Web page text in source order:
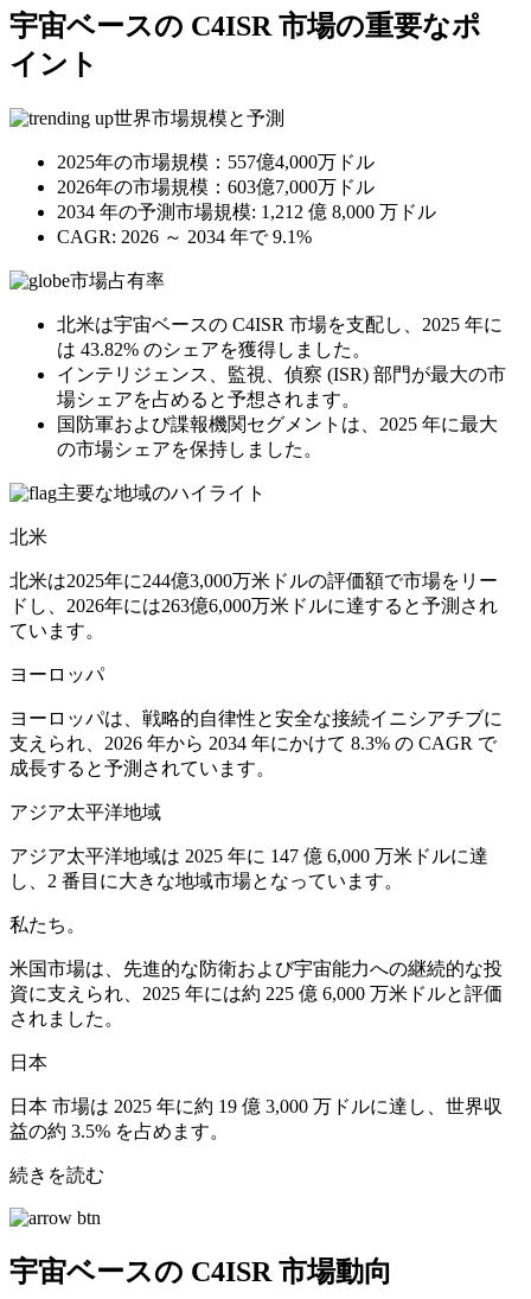
宇宙ベースの C4ISR 市場の重要なポ
イント
世界市場規模と予測
2025年の市場規模：557億4,000万ドル
2026年の市場規模：603億7,000万ドル
2034 年の予測市場規模: 1,212 億 8,000 万ドル
CAGR: 2026 ～ 2034 年で 9.1%
市場占有率
北米は宇宙ベースの C4ISR 市場を支配し、2025 年に
は 43.82% のシェアを獲得しました。
インテリジェンス、監視、偵察 (ISR) 部門が最大の市
場シェアを占めると予想されます。
国防軍および諜報機関セグメントは、2025 年に最大
の市場シェアを保持しました。
主要な地域のハイライト
北米
北米は2025年に244億3,000万米ドルの評価額で市場をリー
ドし、2026年には263億6,000万米ドルに達すると予測され
ています。
ヨーロッパ
ヨーロッパは、戦略的自律性と安全な接続イニシアチブに
支えられ、2026 年から 2034 年にかけて 8.3% の CAGR で
成長すると予測されています。
アジア太平洋地域
アジア太平洋地域は 2025 年に 147 億 6,000 万米ドルに達
し、2 番目に大きな地域市場となっています。
私たち。
米国市場は、先進的な防衛および宇宙能力への継続的な投
資に支えられ、2025 年には約 225 億 6,000 万米ドルと評価
されました。
日本
日本 市場は 2025 年に約 19 億 3,000 万ドルに達し、世界収
益の約 3.5% を占めます。
続きを読む
宇宙ベースの C4ISR 市場動向